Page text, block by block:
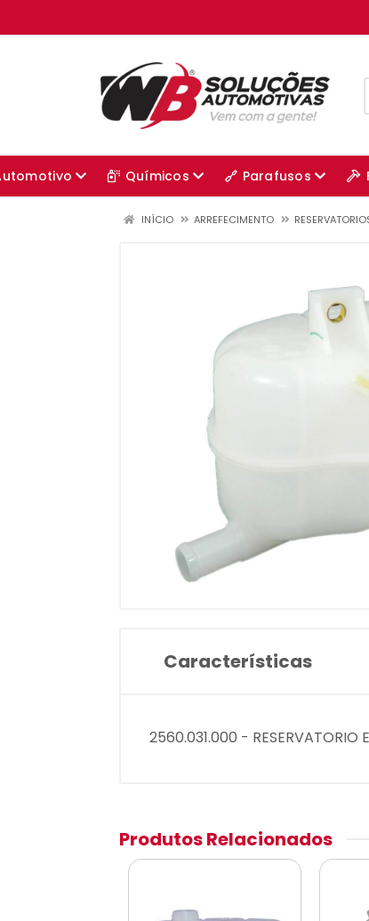
Químicos Parafusos
INÍCIO ARREFECIMENTO
Características
2560.031.000 - RESERVATORIO
Produtos Relacionados